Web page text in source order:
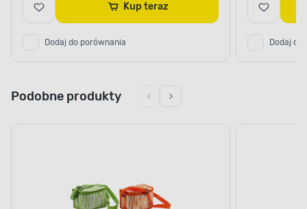
Kup teraz
Dodaj do porównania Dodaj do
Podobne produkty